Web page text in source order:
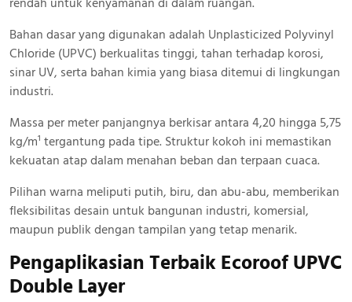
rendah untuk kenyamanan di dalam ruangan.
Bahan dasar yang digunakan adalah Unplasticized Polyvinyl
Chloride (UPVC) berkualitas tinggi, tahan terhadap korosi,
sinar UV, serta bahan kimia yang biasa ditemui di lingkungan
industri.
Massa per meter panjangnya berkisar antara 4,20 hingga 5,75
kg/m¹ tergantung pada tipe. Struktur kokoh ini memastikan
kekuatan atap dalam menahan beban dan terpaan cuaca.
Pilihan warna meliputi putih, biru, dan abu-abu, memberikan
fleksibilitas desain untuk bangunan industri, komersial,
maupun publik dengan tampilan yang tetap menarik.
Pengaplikasian Terbaik Ecoroof UPVC
Double Layer